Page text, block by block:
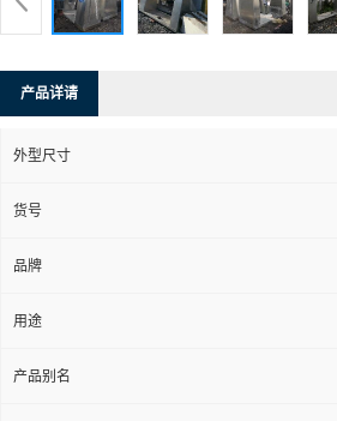
产品详请
外型尺寸
货号
品牌
用途
产品别名